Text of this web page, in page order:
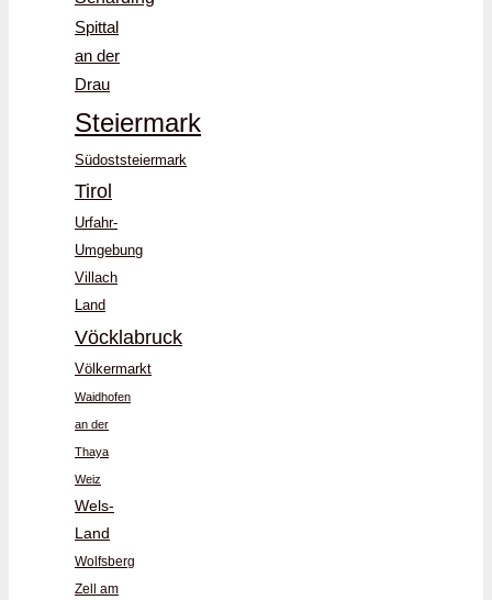
Spittal
an der
Drau
Steiermark
Südoststeiermark
Tirol
Urfahr-
Umgebung
Villach
Land
Vöcklabruck
Völkermarkt
Waidhofen
an der
Thaya
Weiz
Wels-
Land
Wolfsberg
Zell am